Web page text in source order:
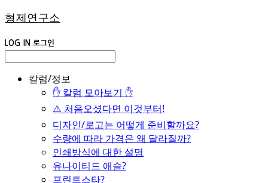
형제연구소
LOG IN 로그인
칼럼/정보
✋ 칼럼 모아보기 ✋
⚠️ 처음오셨다면 이것부터!
디자인/로고는 어떻게 준비할까요?
수량에 따라 가격은 왜 달라질까?
인쇄방식에 대한 설명
유나이티드 애슬?
프린트스타?